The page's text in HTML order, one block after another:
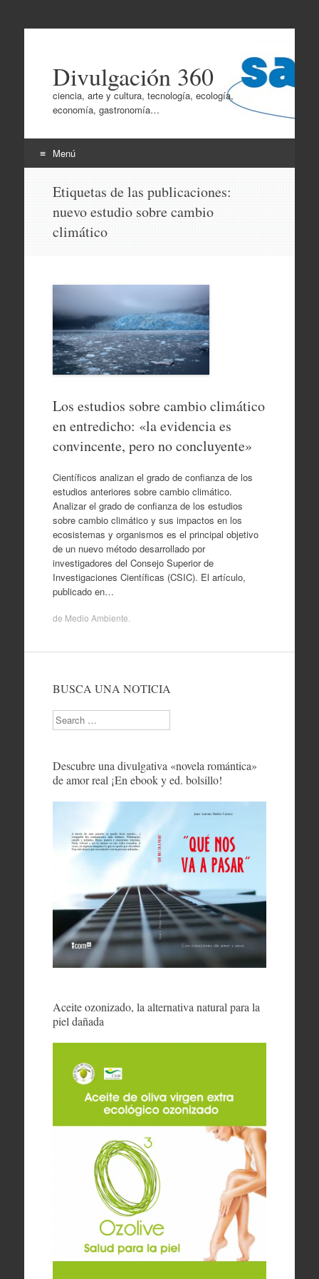
Divulgación 360
ciencia, arte y cultura, tecnología, ecología,
economía, gastronomía…
Menú
contenido
Etiquetas de las publicaciones:
nuevo estudio sobre cambio
climático
Los estudios sobre cambio climático
en entredicho: «la evidencia es
convincente, pero no concluyente»
Científicos analizan el grado de confianza de los
estudios anteriores sobre cambio climático.
Analizar el grado de confianza de los estudios
sobre cambio climático y sus impactos en los
ecosistemas y organismos es el principal objetivo
de un nuevo método desarrollado por
investigadores del Consejo Superior de
Investigaciones Científicas (CSIC). El artículo,
publicado en…
de Medio Ambiente
BUSCA UNA NOTICIA
Search
Descubre una divulgativa «novela romántica»
de amor real ¡En ebook y ed. bolsillo!
Aceite ozonizado, la alternativa natural para la
piel dañada